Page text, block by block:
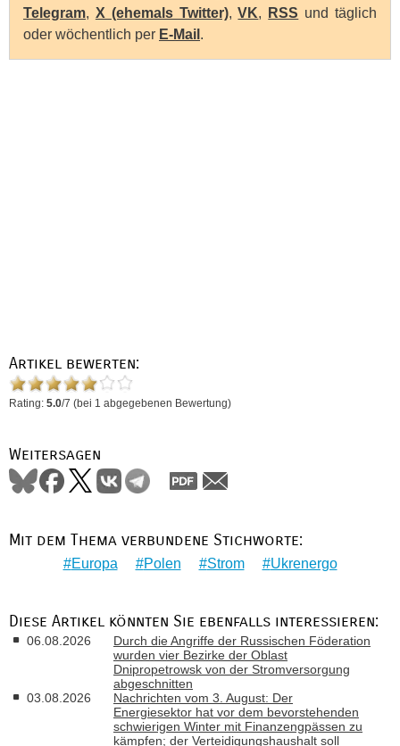
Telegram, X (ehemals Twitter),VK, RSS und täglich
oder wöchentlich per E-Mail .
Artikel bewerten:
Rating: 5.0/7 (bei 1 abgegebenen Bewertung)
Weitersagen
Mit dem Thema verbundene Stichworte:
Europa Polen Strom Ukrenergo
Diese Artikel könnten Sie ebenfalls interessieren:
06.08.2026
Durch die Angriffe der Russischen Föderation
wurden vier Bezirke der Oblast
Dnipropetrowsk von der Stromversorgung
abgeschnitten
03.08.2026
Nachrichten vom 3. August: Der
Energiesektor hat vor dem bevorstehenden
schwierigen Winter mit Finanzengpässen zu
kämpfen; der Verteidigungshaushalt soll